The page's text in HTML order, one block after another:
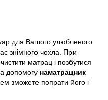
для Вашого улюбленого
знімного чохла. При
матрац і позбутися
допомогу наматрацник
зможете попрати його і